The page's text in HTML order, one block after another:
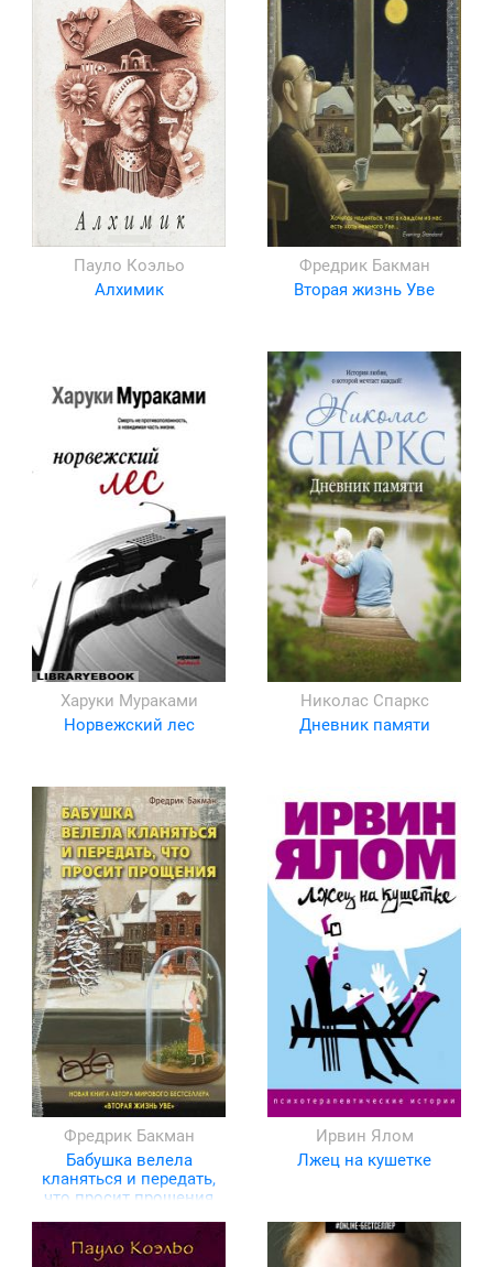
Пауло Коэльо
Алхимик
Фредрик Бакман
Вторая жизнь Уве
Харуки Мураками
Норвежский лес
Николас Спаркс
Дневник памяти
Фредрик Бакман
Бабушка велела
кланяться и передать,
что просит прощения
Ирвин Ялом
Лжец на кушетке